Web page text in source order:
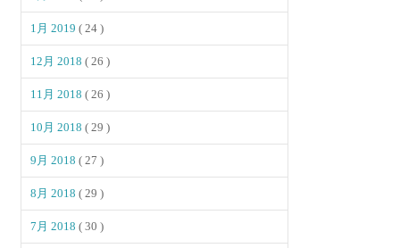
1月 2019( 24 )
12月 2018( 26 )
11月 2018( 26 )
10月 2018( 29 )
9月 2018( 27 )
8月 2018( 29 )
7月 2018( 30 )